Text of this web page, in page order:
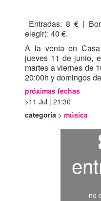
categoría >música
no
próximas fechas
11 Jul | 21:30
Entradas: 8 € |
elegir): 40 €.
A la venta en
jueves 11 de junio,
martes a viernes de
20:00h y domingos